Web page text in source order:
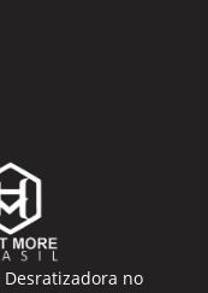
Desratizadora no